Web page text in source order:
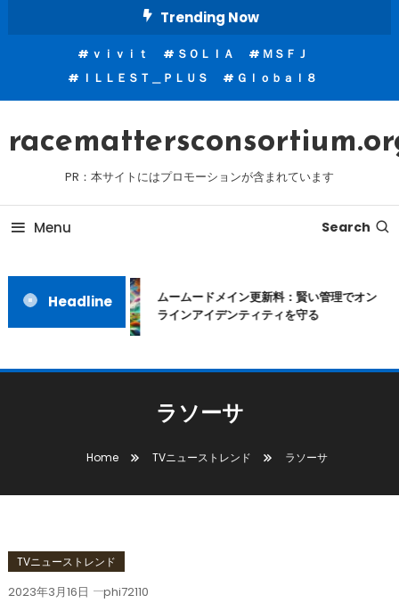
Trending Now
ｖｉｖｉｔ ＳＯＬＩＡ
ＭＳＦＪ
ＩＬＬＥＳＴ＿ＰＬＵＳ
Ｇｌｏｂａｌ８
PR：本サイトにはプロモーションが含まれています
Menu Search
Headline
ムームードメイン更新料：賢い管理でオン
ラインアイデンティティを守る
ラソーサ
Home TVニューストレンド ラソーサ
TVニューストレンド
2023年3月16日 phi72110